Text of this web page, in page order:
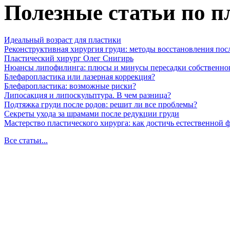
Полезные статьи по
Идеальный возраст для пластики
Реконструктивная хирургия груди: методы восстановления
Пластический хирург Олег Снигирь
Нюансы липофилинга: плюсы и минусы пересадки
Блефаропластика или лазерная коррекция?
Блефаропластика: возможные риски?
Липосакция и липоскульптура. В чем разница?
Подтяжка груди после родов: решит ли все проблемы?
Секреты ухода за шрамами после редукции груди
Мастерство пластического хирурга: как достичь
Все статьи...